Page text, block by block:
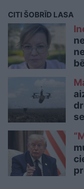
CITI ŠOBRĪD LASA